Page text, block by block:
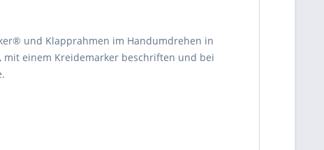
und Klapprahmen im Handumdrehen in
mit einem Kreidemarker beschriften und bei